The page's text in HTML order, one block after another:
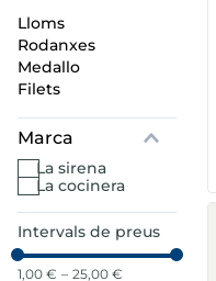
lloms
rodanxes
medallo
filets
Marca
la sirena
la cocinera
Intervals de preus
1,00 € – 25,00 €